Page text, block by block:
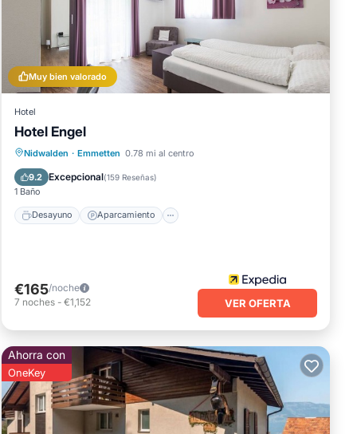
de
los
Muy bien valorado
Hotel
Hotel Engel
Nidwalden · Emmetten 0.78 mi al centro
9.2 Excepcional(159 Reseñas)
1 Baño
Desayuno Aparcamiento
Desayuno Aparcamiento
Balcón/Terraza
€165/noche
7 noches - €1,152 VER OFERTA
Ahorra con
OneKey